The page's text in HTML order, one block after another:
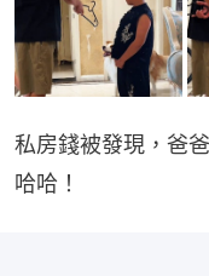
私房錢被發現，爸
哈哈！